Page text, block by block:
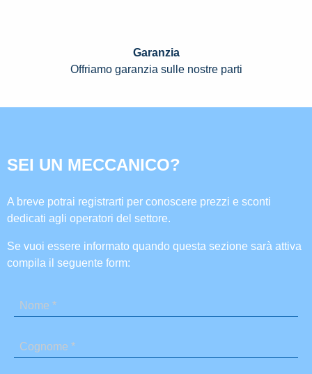
Garanzia
Offriamo garanzia sulle nostre parti
SEI UN MECCANICO?
A breve potrai registrarti per conoscere prezzi e sconti
dedicati agli operatori del settore.
Se vuoi essere informato quando questa sezione sarà attiva
compila il seguente form: